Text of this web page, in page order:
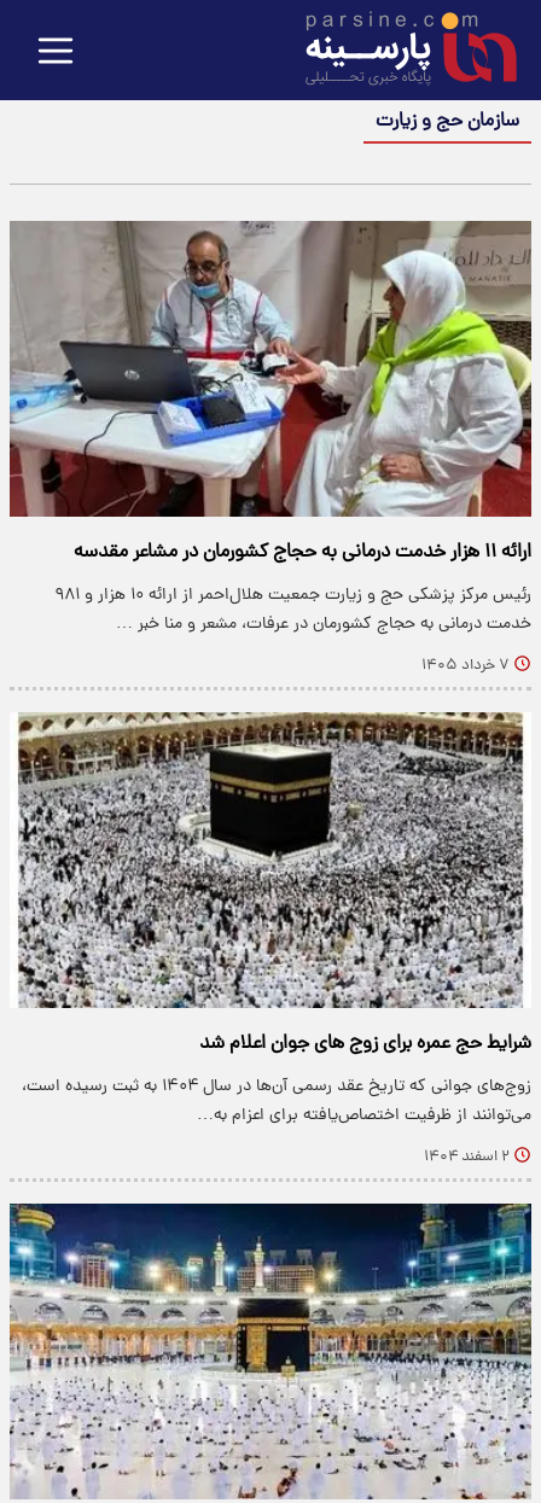
سازمان حج و زیارت
ارائه ۱۱ هزار خدمت درمانی به حجاج کشورمان در مشاعر مقدسه
رئیس مرکز پزشکی حج و زیارت جمعیت هلال‌احمر از ارائه ۱۰ هزار و ۹۸۱
خدمت درمانی به حجاج کشورمان در عرفات، مشعر و منا خبر …
۷ خرداد ۱۴۰۵
شرایط حج عمره برای زوج های جوان اعلام شد
زوج‌های جوانی که تاریخ عقد رسمی آن‌ها در سال ۱۴۰۴ به ثبت رسیده است،
می‌توانند از ظرفیت اختصاص‌یافته برای اعزام به…
۲ اسفند ۱۴۰۴